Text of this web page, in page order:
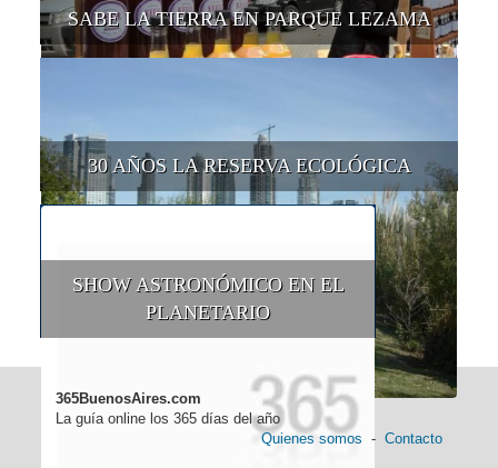
SABE LA TIERRA EN PARQUE LEZAMA
30 AÑOS LA RESERVA ECOLÓGICA
SHOW ASTRONÓMICO EN EL
PLANETARIO
365BuenosAires.com
La guía online los 365 días del año
Quienes somos - Contacto